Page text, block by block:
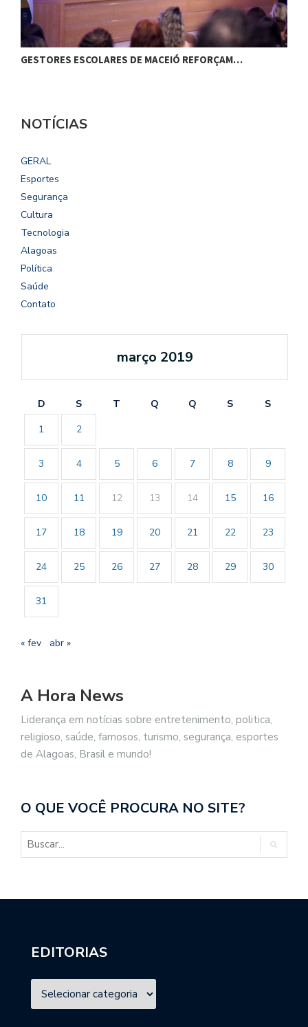
GESTORES ESCOLARES DE MACEIÓ REFORÇAM…
NOTÍCIAS
GERAL
Esportes
Segurança
Cultura
Tecnologia
Alagoas
Política
Saúde
Contato
março 2019
D S T Q Q S
S
1
2
3 4 5 6 7 8 9
10 11 12 13 14 15 16
17 18 19 20 21 22 23
24 25 26 27 28 29 30
31
« fev abr »
A Hora News
Liderança em notícias sobre entretenimento, politica,
religioso, saúde, famosos, turismo, segurança, esportes
de Alagoas, Brasil e mundo!
O QUE VOCÊ PROCURA NO SITE?
EDITORIAS